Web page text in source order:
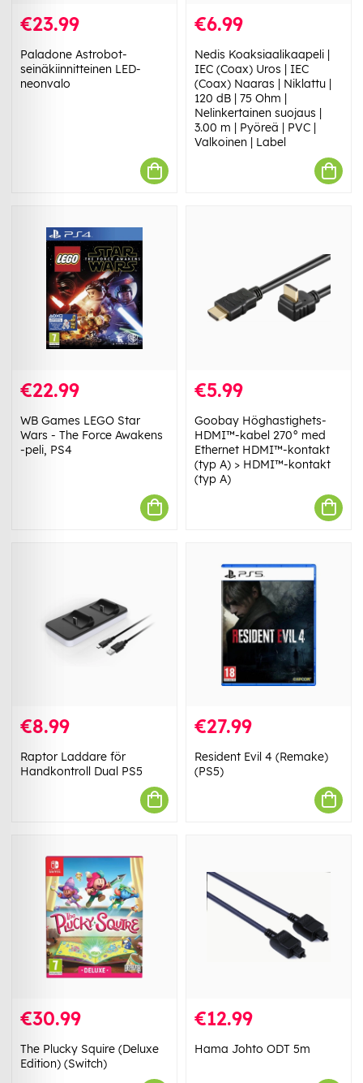
€23.99
Paladone Astrobot-
seinäkiinnitteinen LED-
neonvalo
€6.99
Nedis Koaksiaalikaapeli |
IEC (Coax) Uros | IEC
(Coax) Naaras | Niklattu |
120 dB | 75 Ohm |
Nelinkertainen suojaus |
3.00 m | Pyöreä | PVC |
Valkoinen | Label
€22.99
WB Games LEGO Star
Wars - The Force Awakens
-peli, PS4
€5.99
Goobay Höghastighets-
HDMI™-kabel 270° med
Ethernet HDMI™-kontakt
(typ A) > HDMI™-kontakt
(typ A)
€8.99
Raptor Laddare för
Handkontroll Dual PS5
€27.99
Resident Evil 4 (Remake)
(PS5)
€30.99
The Plucky Squire (Deluxe
Edition) (Switch)
€12.99
Hama Johto ODT 5m